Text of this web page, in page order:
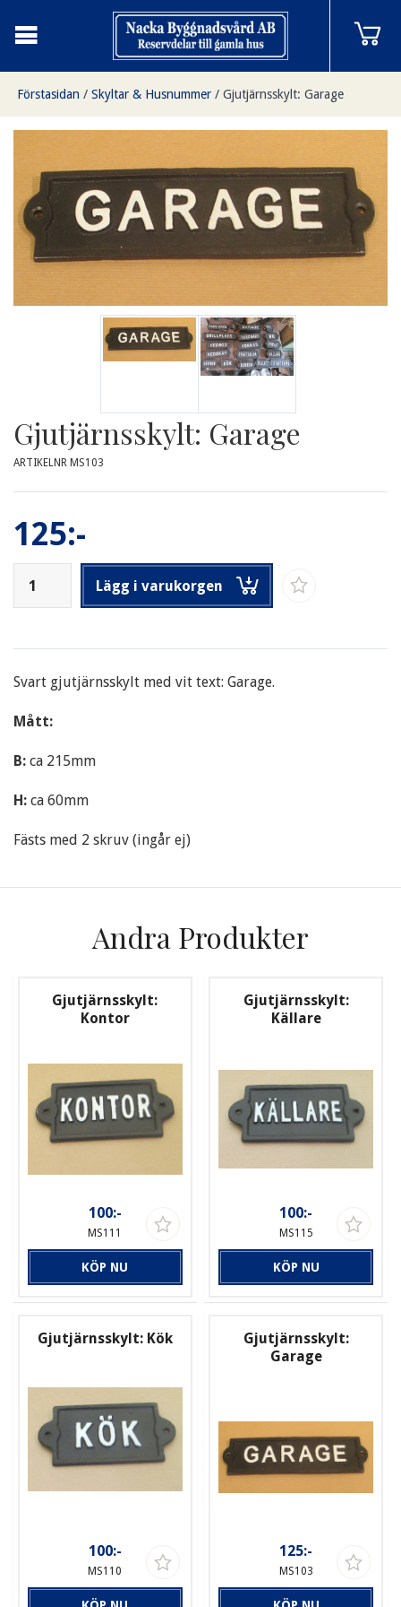
Förstasidan / Skyltar & Husnummer / Gjutjärnsskylt: Garage
Gjutjärnsskylt: Garage
ARTIKELNR MS103
125:-
Lägg i varukorgen
Svart gjutjärnsskylt med vit text: Garage.
Mått:
B: ca 215mm
H: ca 60mm
Fästs med 2 skruv (ingår ej)
Andra Produkter
Gjutjärnsskylt:
Kontor
100:-
MS111
KÖP NU
Gjutjärnsskylt:
Källare
100:-
MS115
KÖP NU
Gjutjärnsskylt: Kök
100:-
MS110
Gjutjärnsskylt:
Garage
125:-
MS103